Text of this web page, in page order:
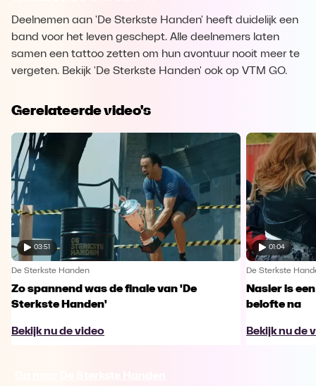
Deelnemen aan 'De Sterkste Handen' heeft duidelijk een
band voor het leven geschept. Alle deelnemers laten
samen een tattoo zetten om hun avontuur nooit meer te
vergeten. Bekijk 'De Sterkste Handen' ook op VTM GO.
Gerelateerde video's
03:51
De Sterkste Handen
Zo spannend was de finale van 'De
Sterkste Handen'
Bekijk nu de video
01:04
De Sterkste
Nasier is
belofte na
Bekijk nu de